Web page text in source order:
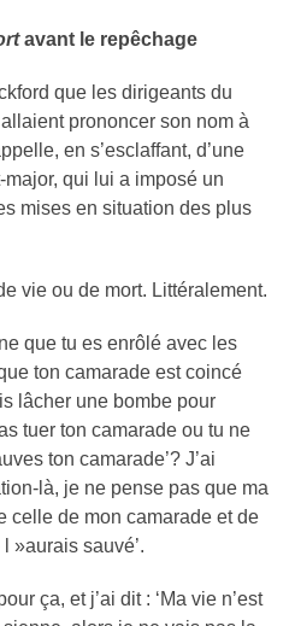
March 8, 2026
avant le repêchage
que les dirigeants du
prononcer son nom à
en s’esclaffant, d’une
qui lui a imposé un
mises en situation des plus
vie ou de mort. Littéralement.
que tu es enrôlé avec les
ton camarade est coincé
lâcher une bombe pour
tuer ton camarade ou tu ne
ton camarade’? J’ai
là, je ne pense pas que ma
celle de mon camarade et de
»aurais sauvé’.
ça, et j’ai dit : ‘Ma vie n’est